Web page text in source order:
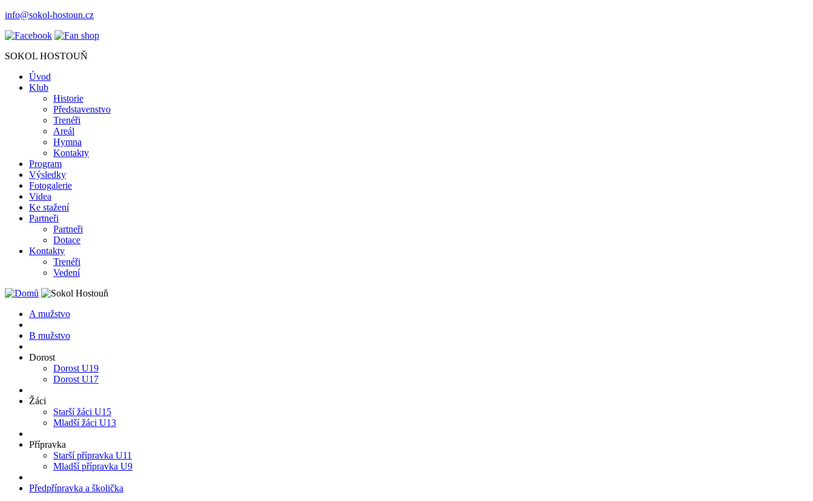
info@sokol-hostoun.cz
SOKOL HOSTOUŇ
Úvod
Klub
Historie
Představenstvo
Trenéři
Areál
Hymna
Kontakty
Program
Výsledky
Fotogalerie
Videa
Ke stažení
Partneři
Partneři
Dotace
Kontakty
Trenéři
Vedení
A mužstvo
B mužstvo
Dorost
Dorost U19
Dorost U17
Žáci
Starší žáci U15
Mladší žáci U13
Přípravka
Starší přípravka U11
Mladší přípravka U9
Předpřípravka a školička